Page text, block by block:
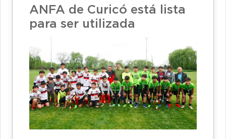
ANFA de Curicó está lista
para ser utilizada